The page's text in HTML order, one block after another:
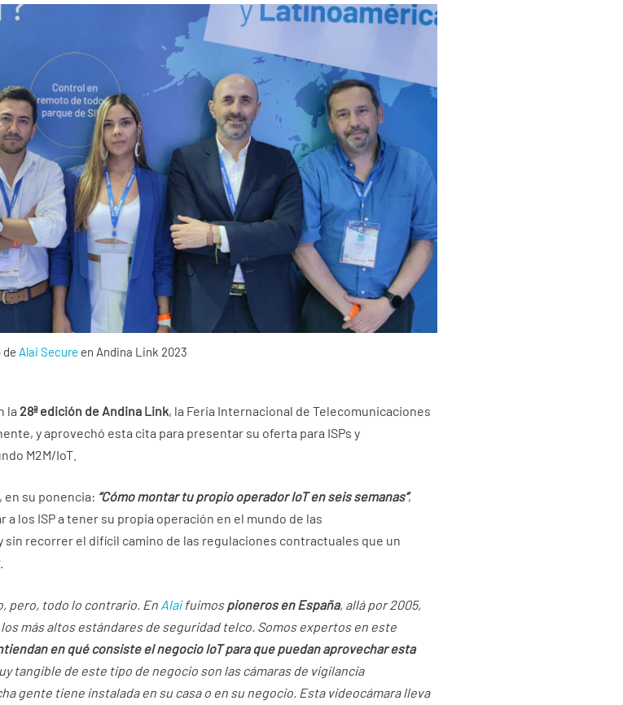
de Alai Secure en Andina Link 2023
la 28ª edición de Andina Link, la Feria Internacional de Telecomunicaciones
y aprovechó esta cita para presentar su oferta para ISPs y
M2M/IoT.
, en su ponencia: “Cómo montar tu propio operador IoT en seis semanas”,
los ISP a tener su propia operación en el mundo de las
recorrer el difícil camino de las regulaciones contractuales que un
pero, todo lo contrario. En Alaifuimos pioneros en España, allá por 2005,
más altos estándares de seguridad telco. Somos expertos en este
en qué consiste el negocio IoT para que puedan aprovechar esta
tangible de este tipo de negocio son las cámaras de vigilancia
gente tiene instalada en su casa o en su negocio. Esta videocámara lleva